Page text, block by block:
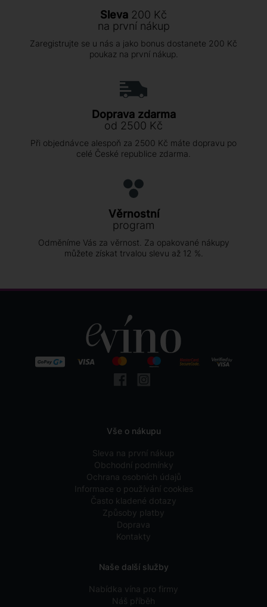
Sleva 200 Kč
na první nákup
Zaregistrujte se u nás a jako bonus dostanete 200 Kč
poukaz na první nákup.
Doprava zdarma
od 2500 Kč
Při objednávce alespoň za 2500 Kč máte dopravu po
celé České republice zdarma.
Věrnostní
program
Odměníme Vás za věrnost. Za opakované nákupy
můžete získat trvalou slevu až 12 %.
Vše o nákupu
Sleva na první nákup
Obchodní podmínky
Ochrana osobních údajů
Informace o používání cookies
Často kladené dotazy
Způsoby platby
Doprava
Kontakty
Naše další služby
Nabídka vína pro firmy
Náš příběh